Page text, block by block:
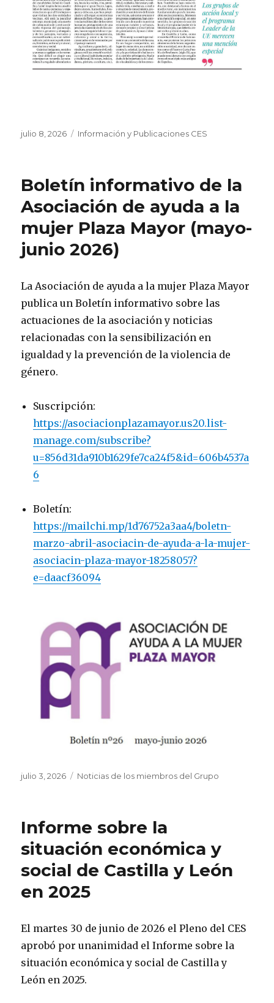
Publicado
julio 8, 2026 Categorías
Información y Publicaciones CES
Boletín informativo de la
Asociación de ayuda a la
mujer Plaza Mayor (mayo-
junio 2026)
La Asociación de ayuda a la mujer Plaza Mayor
publica un Boletín informativo sobre las
actuaciones de la asociación y noticias
relacionadas con la sensibilización en
igualdad y la prevención de la violencia de
género.
Suscripción:
https://asociacionplazamayor.us20.list-
manage.com/subscribe?
u=856d31da910b1629fe7ca24f5&id=606b4537a
6
Boletín:
https://mailchi.mp/1d76752a3aa4/boletn-
marzo-abril-asociacin-de-ayuda-a-la-mujer-
asociacin-plaza-mayor-18258057?
e=daacf36094
Publicado
julio 3, 2026 Categorías
Noticias de los miembros del Grupo
Informe sobre la
situación económica y
social de Castilla y León
en 2025
El martes 30 de junio de 2026 el Pleno del CES
aprobó por unanimidad el Informe sobre la
situación económica y social de Castilla y
León en 2025.